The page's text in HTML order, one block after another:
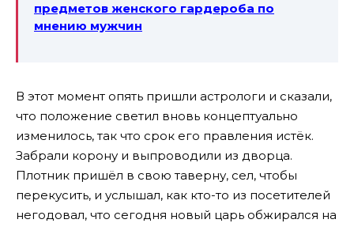
предметов женского гардероба по
мнению мужчин
В этот момент опять пришли астрологи и сказали,
что положение светил вновь концептуально
изменилось, так что срок его правления истёк.
Забрали корону и выпроводили из дворца.
Плотник пришёл в свою таверну, сел, чтобы
перекусить, и услышал, как кто-то из посетителей
негодовал, что сегодня новый царь обжирался на